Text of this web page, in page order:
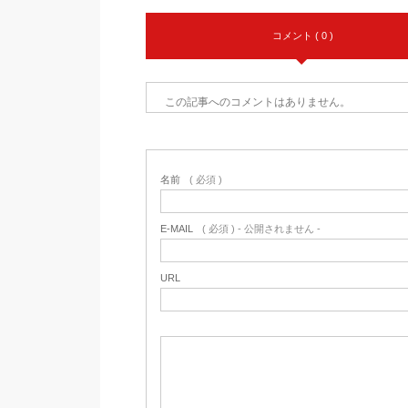
コメント ( 0 )
この記事へのコメントはありません。
名前 ( 必須 )
E-MAIL ( 必須 ) - 公開されません -
URL